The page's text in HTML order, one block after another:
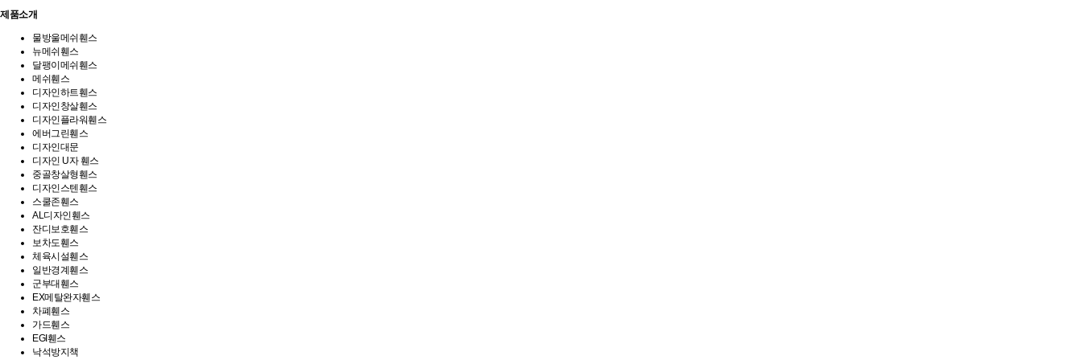
제품소개
물방울메쉬휀스
뉴메쉬휀스
달팽이메쉬휀스
메쉬휀스
디자인하트휀스
디자인창살휀스
디자인플라워휀스
에버그린휀스
디자인대문
디자인 U자 휀스
중골창살형휀스
디자인스텐휀스
스쿨존휀스
AL디자인휀스
잔디보호휀스
보차도휀스
체육시설휀스
일반경계휀스
군부대휀스
EX메탈완자휀스
차폐휀스
가드휀스
EGI휀스
낙석방지책